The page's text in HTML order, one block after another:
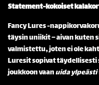
Statement-kokoiset
Fancy Lures -
täysin uniikit – aivan kuten
valmistettu, joten ei ole
Luresit sopivat
joukkoon vaanuida